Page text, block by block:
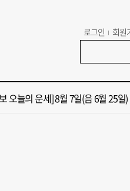
로그인 회원
첫삽 뜬다더니… ‘범천기지창’ 다시
했는데, 또"…퇴임 앞두고 가짜 청첩장 뿌린
오늘의 운세] 8월 7일(음 6월 25일)